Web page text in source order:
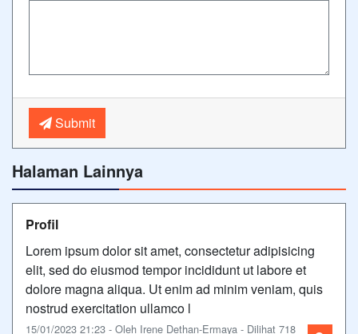
Submit
Halaman Lainnya
Profil
Lorem ipsum dolor sit amet, consectetur adipisicing
elit, sed do eiusmod tempor incididunt ut labore et
dolore magna aliqua. Ut enim ad minim veniam, quis
nostrud exercitation ullamco l
15/01/2023 21:23 - Oleh Irene Dethan-Ermaya - Dilihat 718